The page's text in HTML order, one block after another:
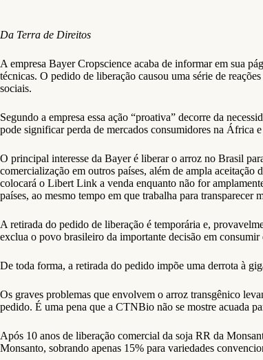
Da Terra de Direitos
A empresa Bayer Cropscience acaba de informar em sua
técnicas. O pedido de liberação causou uma série de
sociais.
Segundo a empresa essa ação “proativa” decorre da
pode significar perda de mercados consumidores na África
O principal interesse da Bayer é liberar o arroz no Brasil
comercialização em outros países, além de ampla
colocará o Libert Link a venda enquanto não for
países, ao mesmo tempo em que trabalha para transparecer
A retirada do pedido de liberação é temporária e,
exclua o povo brasileiro da importante decisão em
De toda forma, a retirada do pedido impõe uma derrota à
Os graves problemas que envolvem o arroz transgênico
pedido. É uma pena que a CTNBio não se mostre acuada
Após 10 anos de liberação comercial da soja RR da
Monsanto, sobrando apenas 15% para variedades